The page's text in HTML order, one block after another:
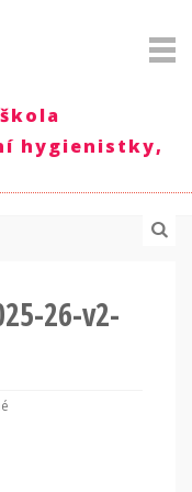
hygienistky,
26-v2-